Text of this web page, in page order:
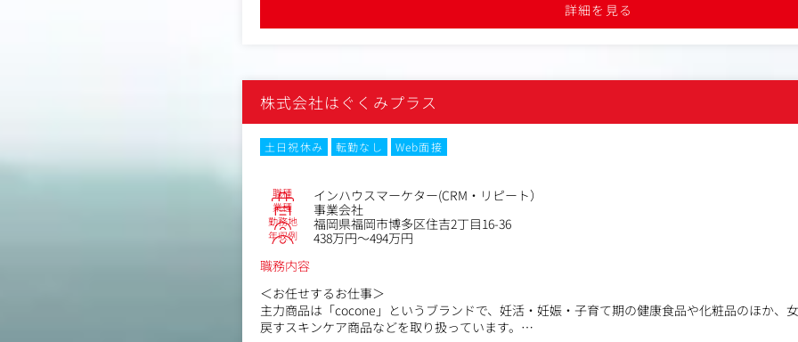
詳細を見る
株式会社はぐくみプラス
土日祝休み 転勤なし
Web面接
職種 インハウスマーケター(CRM・リピート）
業種 事業会社
勤務地 福岡県福岡市博多区住吉2丁目16-36
年収例
438万円～494万円
職務内容
＜お任せするお仕事＞
主力商品は「cocone」というブランドで、妊活・妊娠・子育て期の健康食品や化粧品のほか、
戻すスキンケア商品などを取り扱っています。